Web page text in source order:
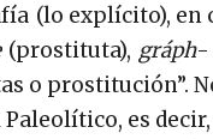
(lo explícito),
(prostituta), gráph-
o prostitución”.
Paleolítico, es